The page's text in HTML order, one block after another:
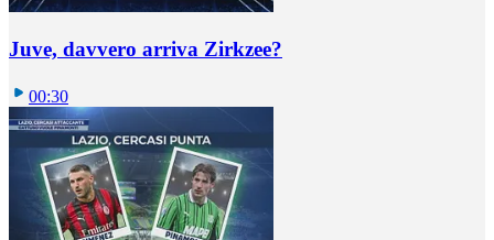
Juve, davvero arriva Zirkzee?
00:30